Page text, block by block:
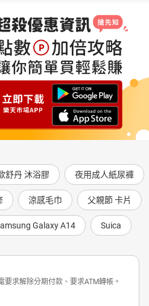
舒丹 沐浴膠 夜用成人紙尿褲
涼感毛巾 父親節 卡片
Galaxy A14 Suica
求解除分期付款、要求ATM轉帳。